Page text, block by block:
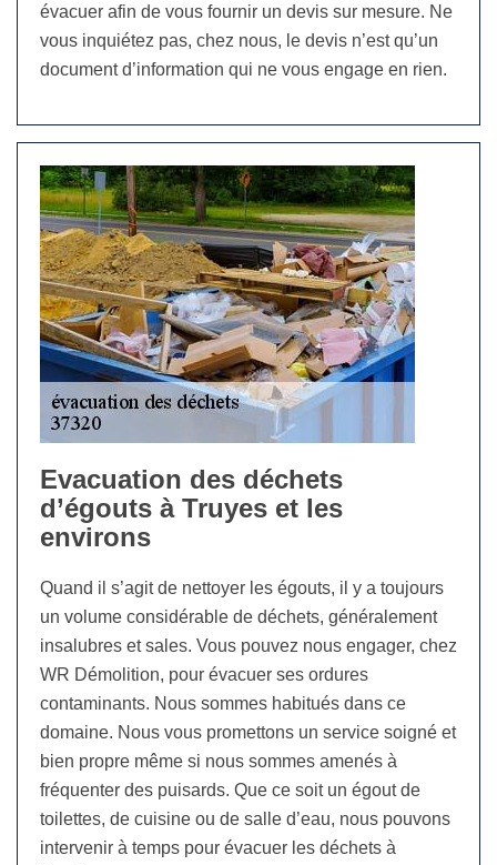
évacuer afin de vous fournir un devis sur mesure. Ne
vous inquiétez pas, chez nous, le devis n’est qu’un
document d’information qui ne vous engage en rien.
Evacuation des déchets
d’égouts à Truyes et les
environs
Quand il s’agit de nettoyer les égouts, il y a toujours
un volume considérable de déchets, généralement
insalubres et sales. Vous pouvez nous engager, chez
WR Démolition, pour évacuer ses ordures
contaminants. Nous sommes habitués dans ce
domaine. Nous vous promettons un service soigné et
bien propre même si nous sommes amenés à
fréquenter des puisards. Que ce soit un égout de
toilettes, de cuisine ou de salle d’eau, nous pouvons
intervenir à temps pour évacuer les déchets à